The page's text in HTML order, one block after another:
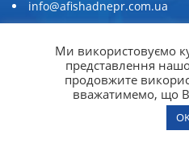
info@afishadnepr.com.ua
Приєднуйтесь
Ми використовуємо
представлення
продовжите
вважатимемо, що